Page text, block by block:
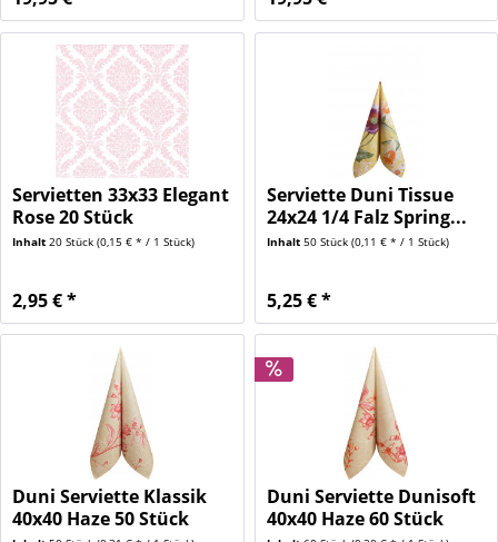
Servietten 33x33 Elegant
Rose 20 Stück
Inhalt20 Stück(0,15 € * / 1 Stück)
2,95 € *
Serviette Duni Tissue
24x24 1/4 Falz Spring...
Inhalt 50 Stück (0,11 € * / 1 Stück)
5,25 € *
Duni Serviette Klassik
40x40 Haze 50 Stück
Duni Serviette Dunisoft
40x40 Haze 60 Stück